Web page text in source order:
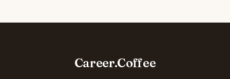
Career.Coffee